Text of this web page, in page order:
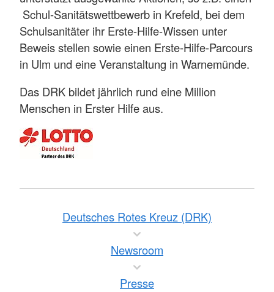
Schul-Sanitätswettbewerb in Krefeld, bei dem
Schulsanitäter ihr Erste-Hilfe-Wissen unter
Beweis stellen sowie einen Erste-Hilfe-Parcours
in Ulm und eine Veranstaltung in Warnemünde.
Das DRK bildet jährlich rund eine Million
Menschen in Erster Hilfe aus.
Deutsches Rotes Kreuz (DRK)
Newsroom
Presse